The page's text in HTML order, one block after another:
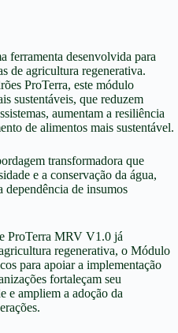
ferramenta desenvolvida para
de agricultura regenerativa.
ProTerra, este módulo
sustentáveis, que reduzem
aumentam a resiliência
de alimentos mais sustentável.
transformadora que
e a conservação da água,
de insumos
ProTerra MRV V1.0 já
regenerativa, o Módulo
para apoiar a implementação
fortaleçam seu
e ampliem a adoção da